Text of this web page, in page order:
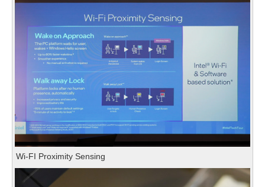
Wi-FI Proximity Sensing